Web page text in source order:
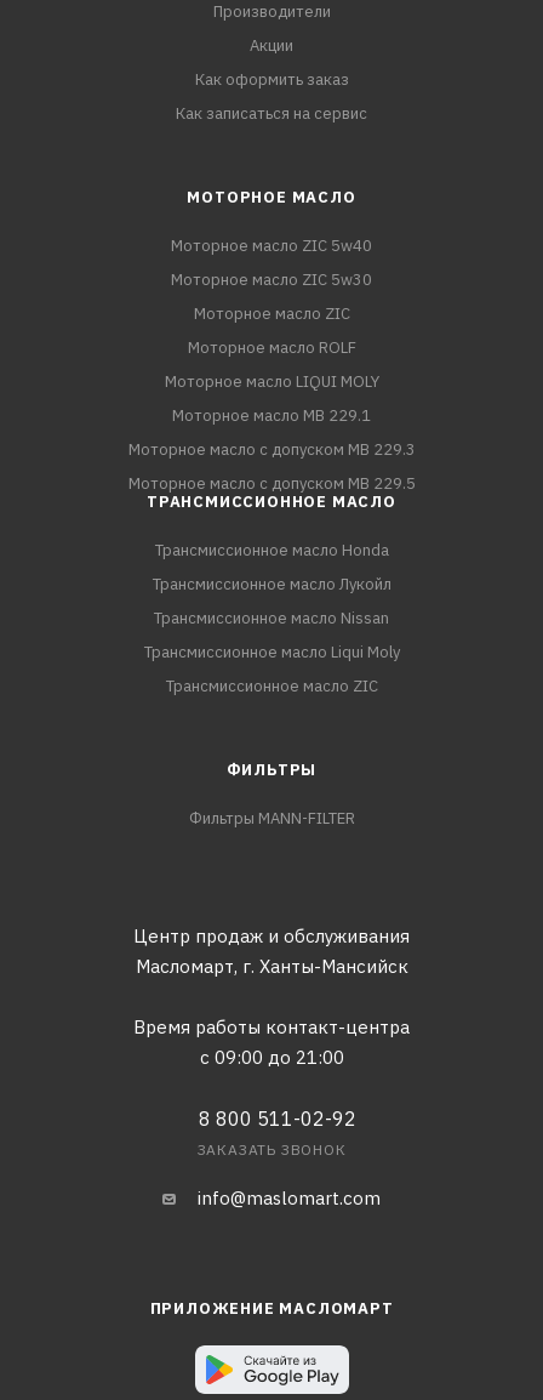
Производители
Акции
Как оформить заказ
Как записаться на сервис
МОТОРНОЕ МАСЛО
Моторное масло ZIC 5w40
Моторное масло ZIC 5w30
Моторное масло ZIC
Моторное масло ROLF
Моторное масло LIQUI MOLY
Моторное масло MB 229.1
Моторное масло с допуском MB 229.3
Моторное масло с допуском MB 229.5
ТРАНСМИССИОННОЕ МАСЛО
Трансмиссионное масло Honda
Трансмиссионное масло Лукойл
Трансмиссионное масло Nissan
Трансмиссионное масло Liqui Moly
Трансмиссионное масло ZIC
ФИЛЬТРЫ
Фильтры MANN-FILTER
Центр продаж и обслуживания
Масломарт, г. Ханты-Мансийск
Время работы контакт-центра
с 09:00 до 21:00
8 800 511-02-92
ЗАКАЗАТЬ ЗВОНОК
info@maslomart.com
ПРИЛОЖЕНИЕ МАСЛОМАРТ